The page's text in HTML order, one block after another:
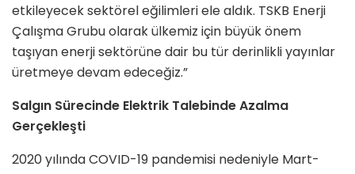
etkileyecek sektörel eğilimleri ele aldık. TSKB Enerji
Çalışma Grubu olarak ülkemiz için büyük önem
taşıyan enerji sektörüne dair bu tür derinlikli yayınlar
üretmeye devam edeceğiz.”
Salgın Sürecinde Elektrik Talebinde Azalma
Gerçekleşti
2020 yılında COVID-19 pandemisi nedeniyle Mart-